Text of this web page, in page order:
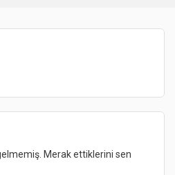
Merak ettiklerini sen